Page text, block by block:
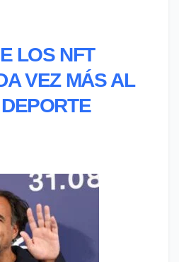
LOS NFT
VEZ MÁS AL